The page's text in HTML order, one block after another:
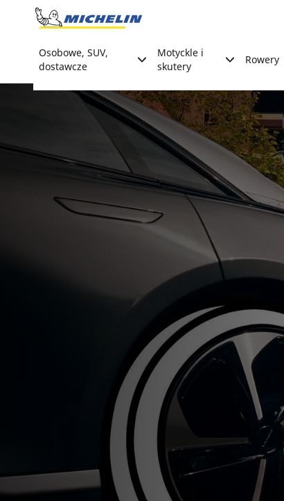
Go to page content
Osobowe, SUV,
dostawcze
Motyckle i
skutery
Rowery